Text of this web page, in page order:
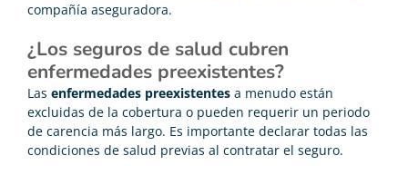
compañía aseguradora.
¿Los seguros de salud cubren
enfermedades preexistentes?
Las enfermedades preexistentes a menudo están
excluidas de la cobertura o pueden requerir un periodo
de carencia más largo. Es importante declarar todas las
condiciones de salud previas al contratar el seguro.